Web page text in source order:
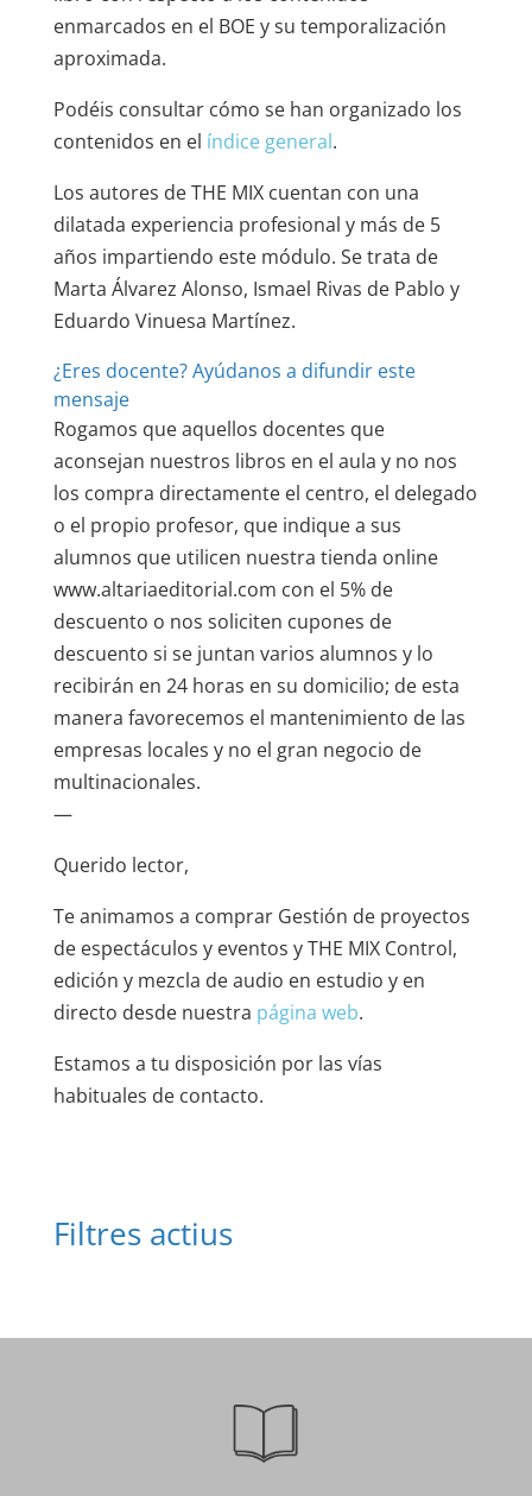
enmarcados en el BOE y su temporalización
aproximada.
Podéis consultar cómo se han organizado los
contenidos en el índice general.
Los autores de THE MIX cuentan con una
dilatada experiencia profesional y más de 5
años impartiendo este módulo. Se trata de
Marta Álvarez Alonso, Ismael Rivas de Pablo y
Eduardo Vinuesa Martínez.
¿Eres docente? Ayúdanos a difundir este
mensaje
Rogamos que aquellos docentes que
aconsejan nuestros libros en el aula y no nos
los compra directamente el centro, el delegado
o el propio profesor, que indique a sus
alumnos que utilicen nuestra tienda online
www.altariaeditorial.com con el 5% de
descuento o nos soliciten cupones de
descuento si se juntan varios alumnos y lo
recibirán en 24 horas en su domicilio; de esta
manera favorecemos el mantenimiento de las
empresas locales y no el gran negocio de
multinacionales.
—
Querido lector,
Te animamos a comprar Gestión de proyectos
de espectáculos y eventos yTHE MIX Control,
edición y mezcla de audio en estudio y en
directo desde nuestra página web.
Estamos a tu disposición por las vías
habituales de contacto.
Filtres actius